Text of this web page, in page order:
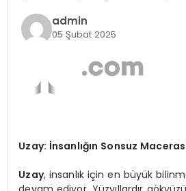
TEKNOLOJI
admin
05 Şubat 2025
Uzay: İnsanlığın Sonsuz
Uzay, insanlık için en büyük